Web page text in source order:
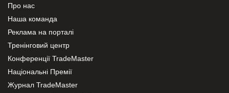
Про нас
Наша команда
Реклама на порталі
Тренінговий центр
Конференції TradeMaster
Національні Премії
Журнал TradeMaster